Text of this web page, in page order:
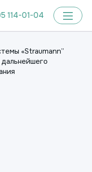
114-01-04
«Straumann”